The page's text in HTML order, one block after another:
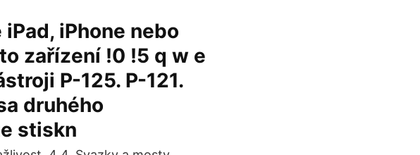
iPhone nebo
zařízení !0 !5 q w e
P-125. P-121.
druhého
stiskn